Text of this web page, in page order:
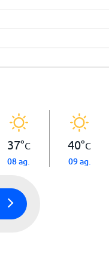
37°C
08 ag.
40°C
09 ag.